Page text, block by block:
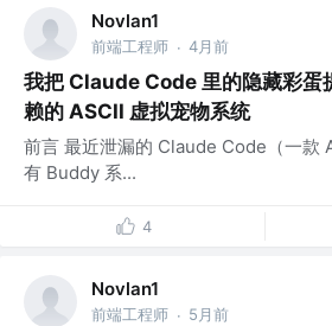
Novlan1
前端工程师 · 4月前
我把 Claude Code 里的隐藏彩
赖的 ASCII 虚拟宠物系统
前言 最近泄漏的 Claude Code（一款
有 Buddy 系...
4
Novlan1
前端工程师 · 5月前